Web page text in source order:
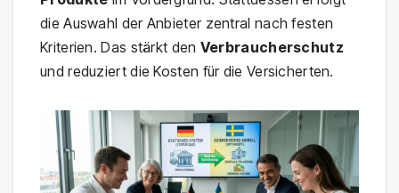
die Auswahl der Anbieter zentral nach festen
Kriterien. Das stärkt den Verbraucherschutz
und reduziert die Kosten für die Versicherten.